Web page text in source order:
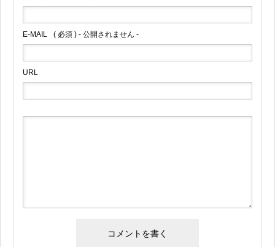
E-MAIL ( 必須 ) - 公開されません -
URL